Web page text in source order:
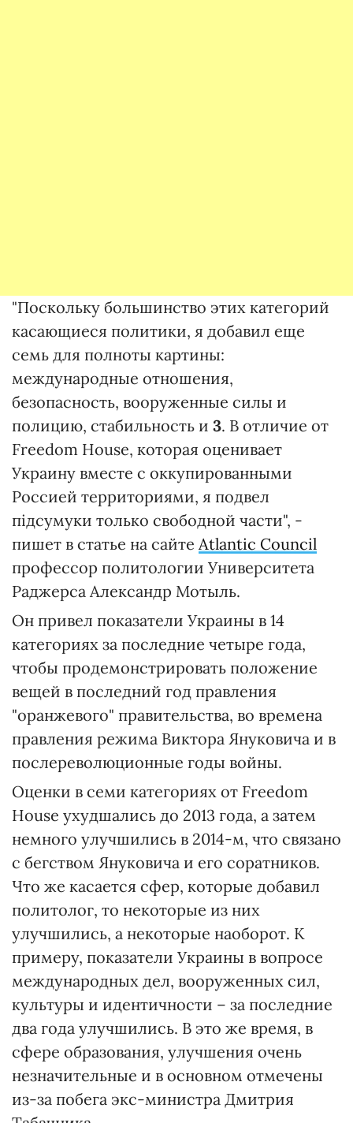
"Поскольку большинство этих категорий
касающиеся политики, я добавил еще
семь для полноты картины:
международные отношения,
безопасность, вооруженные силы и
полицию, стабильность и 3. В отличие от
Freedom House, которая оценивает
Украину вместе с оккупированными
Россией территориями, я подвел
підсумуки только свободной части", -
пишет в статье на сайте Atlantic Council
профессор политологии Университета
Раджерса Александр Мотыль.
Он привел показатели Украины в 14
категориях за последние четыре года,
чтобы продемонстрировать положение
вещей в последний год правления
"оранжевого" правительства, во времена
правления режима Виктора Януковича и в
послереволюционные годы войны.
Оценки в семи категориях от Freedom
House ухудшались до 2013 года, а затем
немного улучшились в 2014-м, что связано
с бегством Януковича и его соратников.
Что же касается сфер, которые добавил
политолог, то некоторые из них
улучшились, а некоторые наоборот. К
примеру, показатели Украины в вопросе
международных дел, вооруженных сил,
культуры и идентичности – за последние
два года улучшились. В это же время, в
сфере образования, улучшения очень
незначительные и в основном отмечены
из-за побега экс-министра Дмитрия